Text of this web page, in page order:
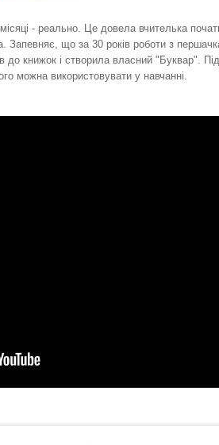
- реально. Це довела вчителька
Запевняє, що за 30 років роботи з
до книжок і створила власний "Буквар".
можна використовувати у навчанні.